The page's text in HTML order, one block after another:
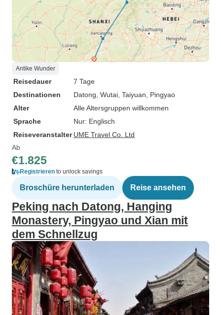
Antike Wunder
Reisedauer
7 Tage
Destinationen
Datong , Wutai , Taiyuan , Pingyao
Alter
Alle Altersgruppen willkommen
Sprache
Nur: Englisch
Reiseveranstalter UME Travel Co. Ltd
Ab
€1.825
Registrieren to unlock savings
Broschüre herunterladen Reise ansehen
Peking nach Datong, Hanging
Monastery, Pingyao und Xian mit
dem Schnellzug